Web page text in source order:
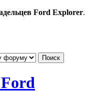
Ford Explorer.